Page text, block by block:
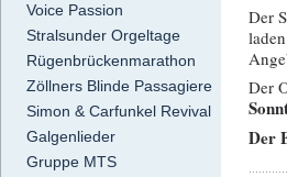
Voice Passion
Stralsunder Orgeltage
Rügenbrückenmarathon
Zöllners Blinde Passagiere
Simon & Carfunkel Revival
Galgenlieder
Gruppe MTS
Der
Der
Der